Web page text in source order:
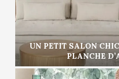
UN PETIT SALON
PLANCHE